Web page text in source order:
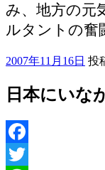
み、地方の元
ルタントの奮
2007年11月16日 投
日本にいな
Facebook